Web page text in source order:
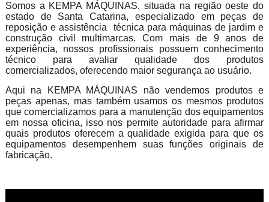
Somos a KEMPA MÁQUINAS, situada na região oeste do
estado de Santa Catarina, especializado em peças de
reposição e assistência técnica para máquinas de jardim e
construção civil multimarcas. Com mais de 9 anos de
experiência, nossos profissionais possuem conhecimento
técnico para avaliar qualidade dos produtos
comercializados, oferecendo maior segurança ao usuário.
Aqui na KEMPA MÁQUINAS não vendemos produtos e
peças apenas, mas também usamos os mesmos produtos
que comercializamos para a manutenção dos equipamentos
em nossa oficina, isso nos permite autoridade para afirmar
quais produtos oferecem a qualidade exigida para que os
equipamentos desempenhem suas funções originais de
fabricação.